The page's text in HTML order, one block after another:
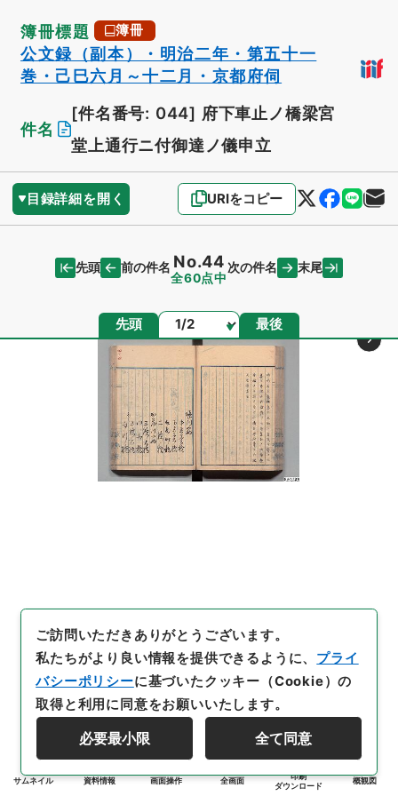
簿冊標題 簿冊
公文録（副本）・明治二年・第五十一
巻・己巳六月～十二月・京都府伺
件名
[件名番号: 044] 府下車止ノ橋梁宮
堂上通行ニ付御達ノ儀申立
目録詳細を開く URIをコピー
先頭 前の件名 No.44
全60点中
次の件名 末尾
先頭 ページ 最後
サムネイル 資料情報 画面操作 全画面
印刷
ダウンロード
概観図
ご訪問いただきありがとうございます。
私たちがより良い情報を提供できるように、 プライ
バシーポリシーに基づいたクッキー（Cookie）の
取得と利用に同意をお願いいたします。
必要最小限 全て同意